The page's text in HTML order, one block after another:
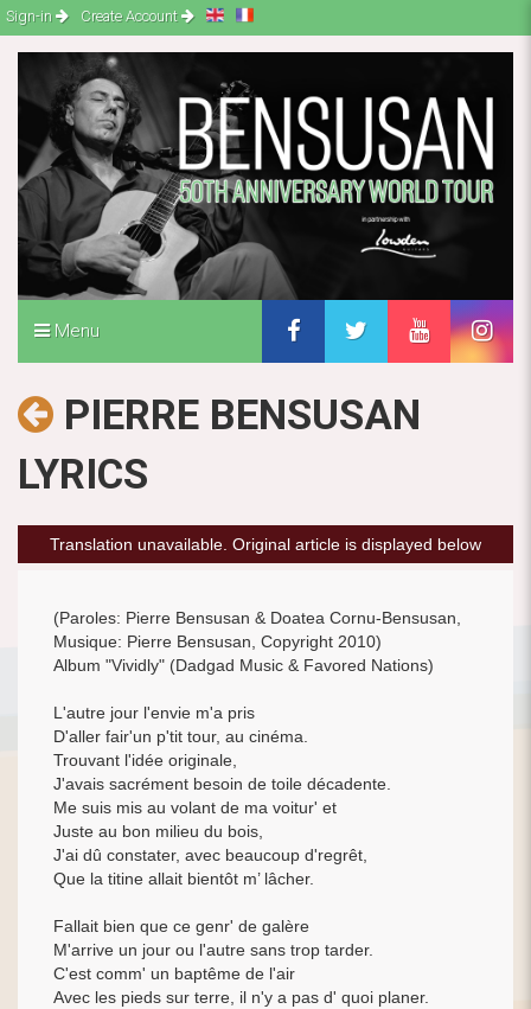
Sign-in Create Account
Menu
PIERRE BENSUSAN
LYRICS
Translation unavailable. Original article is displayed below
(Paroles: Pierre Bensusan & Doatea Cornu-Bensusan,
Musique: Pierre Bensusan, Copyright 2010)
Album "Vividly" (Dadgad Music & Favored Nations)
L'autre jour l'envie m'a pris
D'aller fair'un p'tit tour, au cinéma.
Trouvant l'idée originale,
J'avais sacrément besoin de toile décadente.
Me suis mis au volant de ma voitur' et
Juste au bon milieu du bois,
J'ai dû constater, avec beaucoup d'regrêt,
Que la titine allait bientôt m’ lâcher.
Fallait bien que ce genr' de galère
M'arrive un jour ou l'autre sans trop tarder.
C'est comm' un baptême de l'air
Avec les pieds sur terre, il n'y a pas d' quoi planer.